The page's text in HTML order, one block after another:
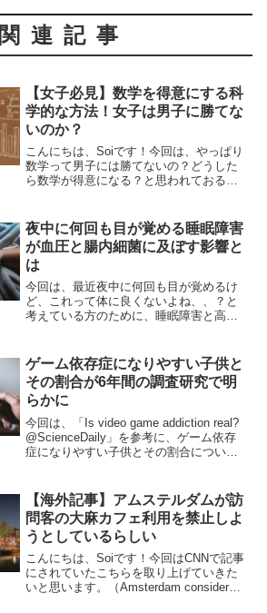
関連記事
【女子必見】数学を得意にする科
学的な方法！女子は男子に勝てな
いのか？
こんにちは、Soiです！今回は、やっぱり
数学って男子には勝てないの？どうした
ら数学が得意になる？と思われておる女
Industrial and Applied M...
夜中に何回も目が覚める睡眠障害
が血圧と腸内細菌に及ぼす影響と
は
今回は、最近夜中に何回も目が覚めるけ
ど、これって体に良くないよね、、？と
考えている方のために、睡眠障害と高血
はイリノイ大学がラットを実験体にし
て、睡眠妨害の際の血圧変化...
ゲーム依存症になりやすい子供と
その割合が6年間の調査研究で明
らかに
今回は、「Is video game addiction real?
@ScienceDaily」を参考に、ゲーム依存
症になりやすい子供とその割合について
ムは好きです^^...
【海外記事】アムステルダムが訪
問客の大麻カフェ利用を禁止しよ
うとしているらしい
こんにちは、Soiです！今回はCNNで記事
にされていたこちらを取り上げていきた
いと思います。（Amsterdam considers